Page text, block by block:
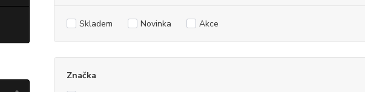
Skladem Novinka Akce
Značka